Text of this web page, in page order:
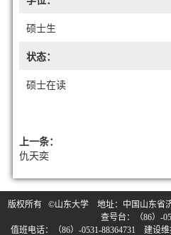
硕士生
状态：
硕士在读
上一条：
仇天奕
版权所有 ©山东大学 地址：中国山东省
查号台：（86）-
值班电话：（86）-0531-88364731 建